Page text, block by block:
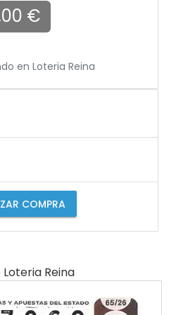
€
en Loteria Reina
COMPRA
Loteria Reina